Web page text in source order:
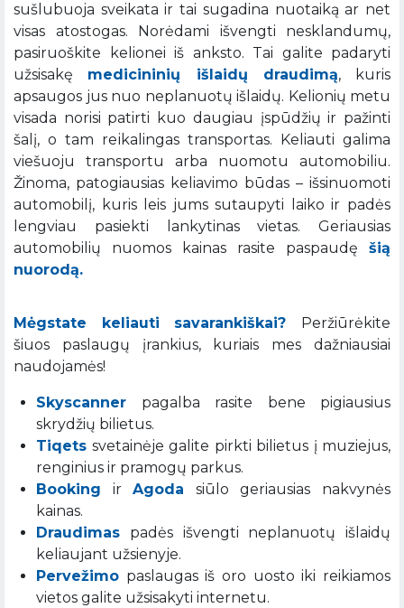
sušlubuoja sveikata ir tai sugadina nuotaiką ar net
visas atostogas. Norėdami išvengti nesklandumų,
pasiruoškite kelionei iš anksto. Tai galite padaryti
užsisakę medicininių išlaidų draudimą, kuris
apsaugos jus nuo neplanuotų išlaidų. Kelionių metu
visada norisi patirti kuo daugiau įspūdžių ir pažinti
šalį, o tam reikalingas transportas. Keliauti galima
viešuoju transportu arba nuomotu automobiliu.
Žinoma, patogiausias keliavimo būdas – išsinuomoti
automobilį, kuris leis jums sutaupyti laiko ir padės
lengviau pasiekti lankytinas vietas. Geriausias
automobilių nuomos kainas rasite paspaudę šią
nuorodą.
Mėgstate keliauti savarankiškai?
Peržiūrėkite
šiuos paslaugų įrankius, kuriais mes dažniausiai
naudojamės!
Skyscanner pagalba rasite bene pigiausius
skrydžių bilietus.
Tiqets svetainėje galite pirkti bilietus į muziejus,
renginius ir pramogų parkus.
Booking irAgoda siūlo geriausias nakvynės
kainas.
Draudimas padės išvengti neplanuotų išlaidų
keliaujant užsienyje.
Pervežimo paslaugas iš oro uosto iki reikiamos
vietos galite užsisakyti internetu.